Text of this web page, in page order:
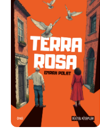
Detaylı
İncele